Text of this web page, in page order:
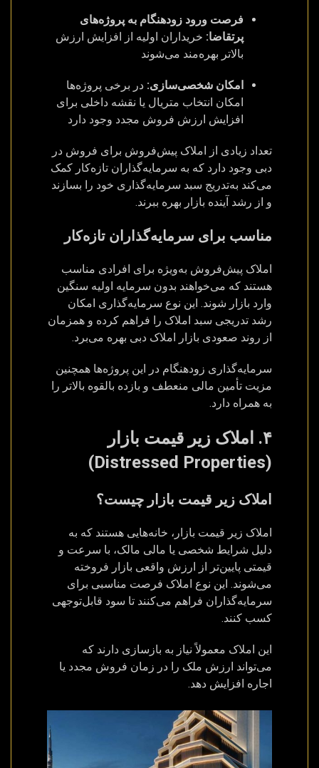
فرصت ورود زودهنگام به پروژه‌های
پرتقاضا: خریداران اولیه از افزایش ارزش
بالاتر بهره‌مند می‌شوند
امکان شخصی‌سازی: در برخی پروژه‌ها
امکان انتخاب متریال یا نقشه داخلی برای
افزایش ارزش فروش مجدد وجود دارد
تعداد زیادی از املاک پیش‌فروش برای فروش در
دبی وجود دارد که به سرمایه‌گذاران تازه‌کار کمک
می‌کند به‌تدریج سبد سرمایه‌گذاری خود را بسازند
و از رشد آینده بازار بهره ببرند.
مناسب برای سرمایه‌گذاران تازه‌کار
املاک پیش‌فروش به‌ویژه برای افرادی مناسب
هستند که می‌خواهند بدون سرمایه اولیه سنگین
وارد بازار شوند. این نوع سرمایه‌گذاری امکان
رشد تدریجی سبد املاک را فراهم کرده و همزمان
از روند صعودی بازار املاک دبی بهره می‌برد.
سرمایه‌گذاری زودهنگام در این پروژه‌ها همچنین
مزیت تأمین مالی منعطف و بازده بالقوه بالاتر را
به همراه دارد.
۴. املاک زیر قیمت بازار
(Distressed Properties)
املاک زیر قیمت بازار چیست؟
املاک زیر قیمت بازار، خانه‌هایی هستند که به
دلیل شرایط شخصی یا مالی مالک، با سرعت و
قیمتی پایین‌تر از ارزش واقعی بازار فروخته
می‌شوند. این نوع املاک فرصت مناسبی برای
سرمایه‌گذاران فراهم می‌کنند تا سود قابل‌توجهی
کسب کنند.
این املاک معمولاً نیاز به بازسازی دارند که
می‌تواند ارزش ملک را در زمان فروش مجدد یا
اجاره افزایش دهد.